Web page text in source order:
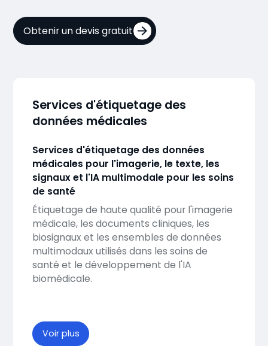
Obtenir un devis gratuit
Services d'étiquetage des
données médicales
Services d'étiquetage des données
médicales pour l'imagerie, le texte, les
signaux et l'IA multimodale pour les soins
de santé
Étiquetage de haute qualité pour l'imagerie
médicale, les documents cliniques, les
biosignaux et les ensembles de données
multimodaux utilisés dans les soins de
santé et le développement de l'IA
biomédicale.
Voir plus